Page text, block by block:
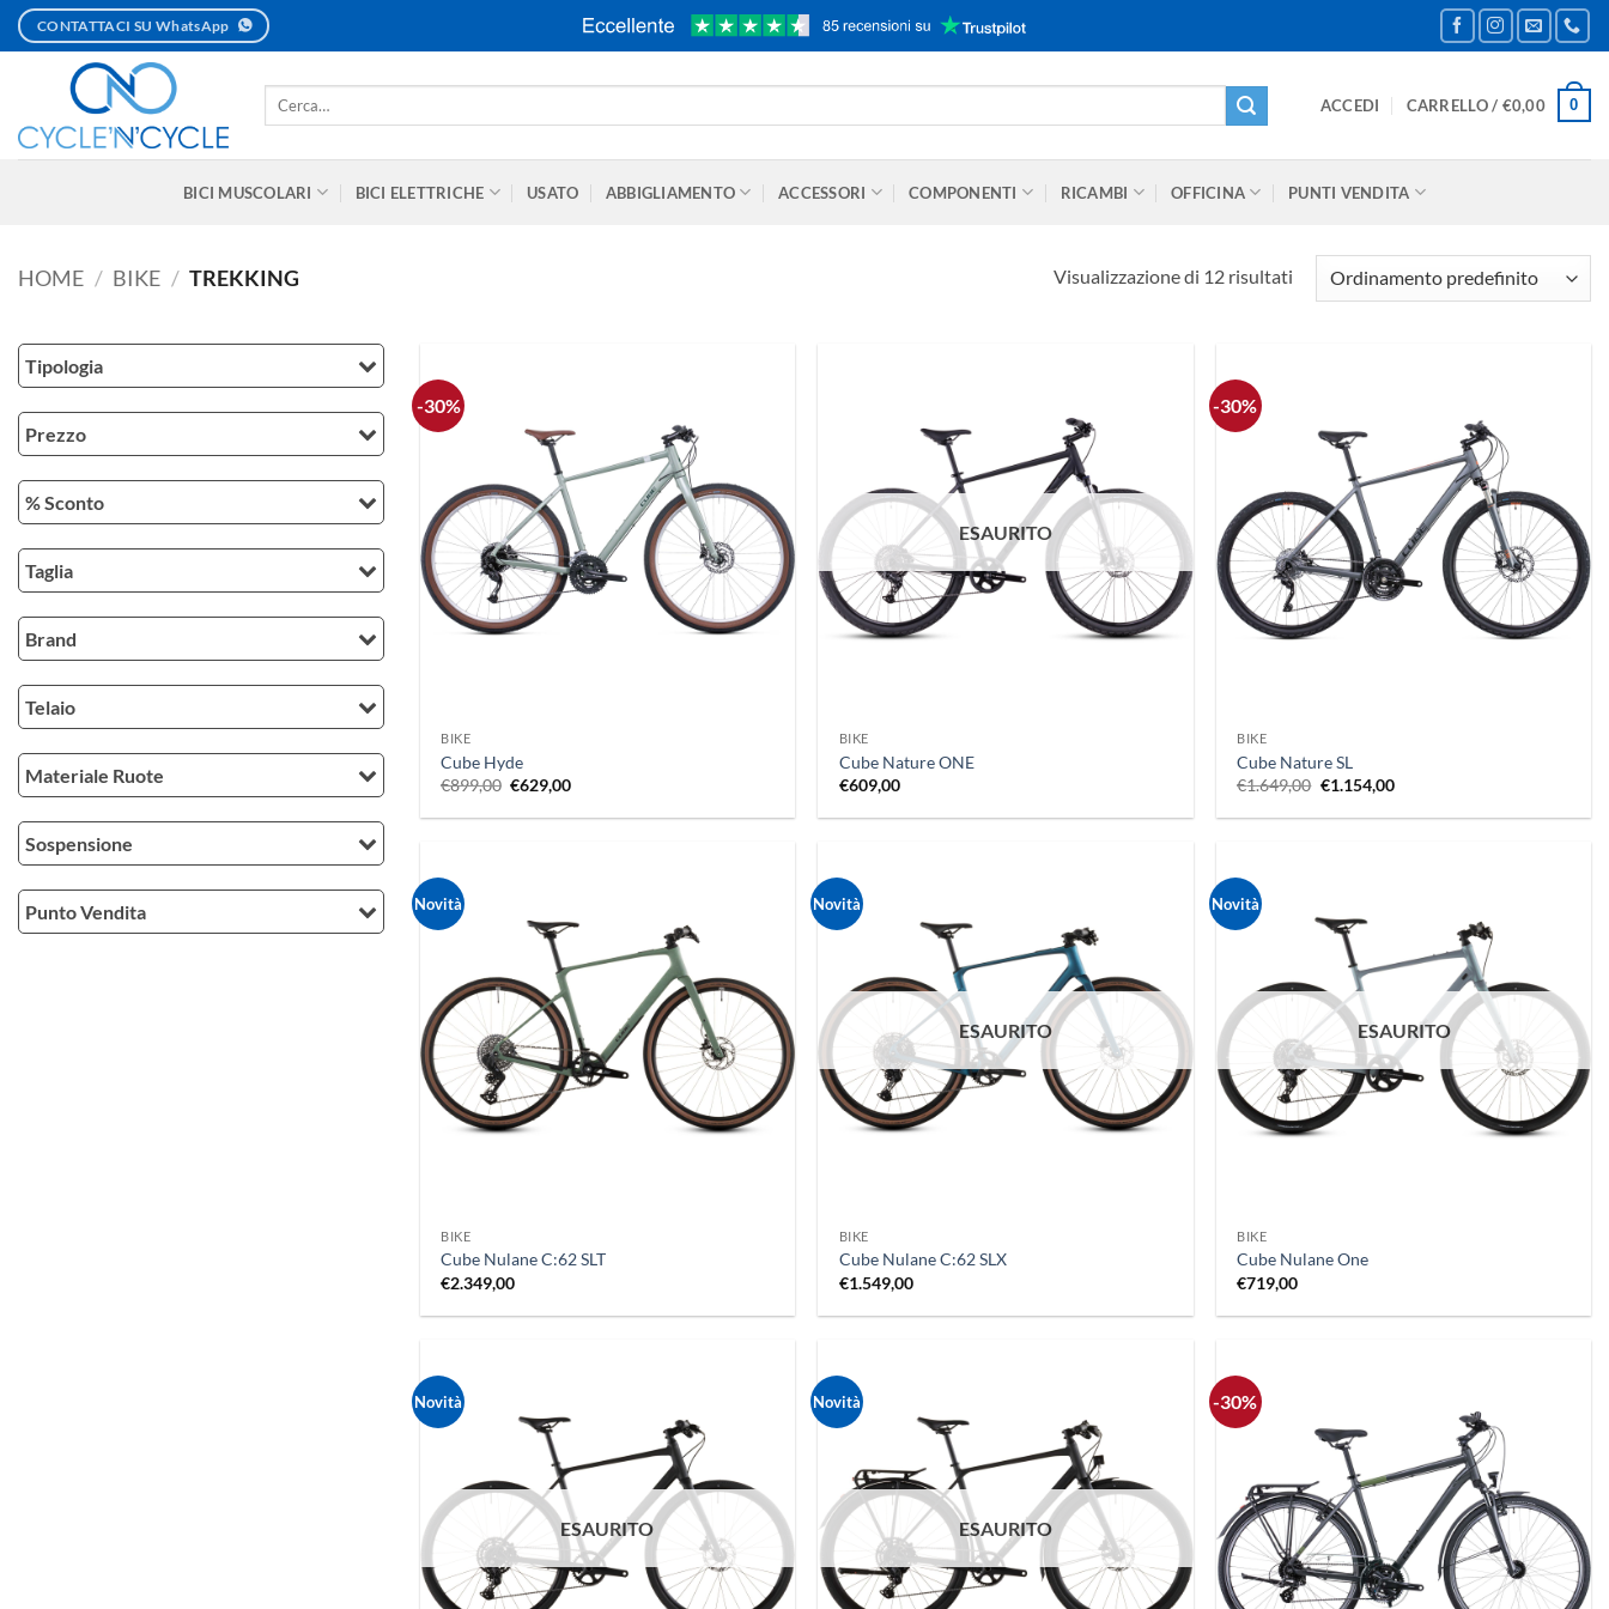
Salta
contenuti
CONTATTACI SU WhatsApp
Cerca:
ACCEDI CARRELLO / €0,00 0
BICI MUSCOLARI BICI ELETTRICHE USATO ABBIGLIAMENTO ACCESSORI COMPONENTI RICAMBI OFFICINA PUNTI VENDITA
HOME / BIKE / TREKKING Visualizzazione di 12 risultati
Tipologia
Prezzo
% Sconto
Taglia
Brand
Telaio
Materiale Ruote
Sospensione
Punto Vendita
-30%
BIKE
Cube Hyde
€899,00 Il
prezzo
originale
€629,00Il
attuale
ESAURITO
BIKE
Cube Nature ONE
€609,00
-30%
BIKE
Cube Nature SL
€1.649,00 Il
originale
€1.154,00Il
attuale
Novità
BIKE
Cube Nulane C:62 SLT
€2.349,00
Novità
ESAURITO
BIKE
Cube Nulane C:62 SLX
€1.549,00
Novità
ESAURITO
BIKE
Cube Nulane One
€719,00
Novità
ESAURITO
Novità
ESAURITO
-30%